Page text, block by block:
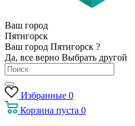
Ваш город
Пятигорск
Ваш город Пятигорск ?
Да, все верно Выбрать другой
Избранные 0
Корзина пуста 0